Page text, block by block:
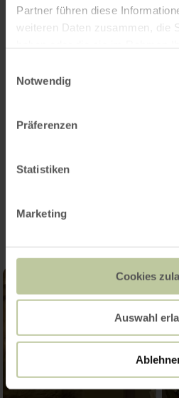
Partner führen diese
weiteren Daten zusammen, die
Notwendig
Präferenzen
Statistiken
Marketing
Cookies
Auswahl